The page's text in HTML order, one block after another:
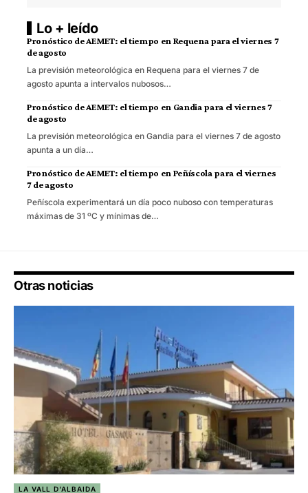
Lo + leído
Pronóstico de AEMET: el tiempo en Requena para el viernes 7
de agosto
La previsión meteorológica en Requena para el viernes 7 de
agosto apunta a intervalos nubosos…
Pronóstico de AEMET: el tiempo en Gandia para el viernes 7
de agosto
La previsión meteorológica en Gandia para el viernes 7 de agosto
apunta a un día…
Pronóstico de AEMET: el tiempo en Peñíscola para el viernes
7 de agosto
Peñíscola experimentará un día poco nuboso con temperaturas
máximas de 31 ºC y mínimas de…
Otras noticias
LA VALL D'ALBAIDA